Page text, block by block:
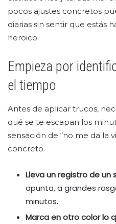
pocos ajustes concretos
diarias sin sentir que estás
heroico.
Empieza por
el tiempo
Antes de aplicar trucos,
qué se te escapan los
sensación de “no me da la
concreto.
Lleva un registro de un
apunta, a grandes
minutos.
Marca en otro color lo